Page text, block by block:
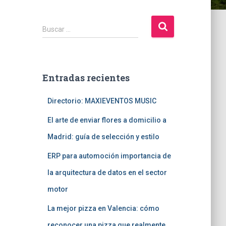
B
u
r
Buscar …
Entradas recientes
Directorio: MAXIEVENTOS MUSIC
El arte de enviar flores a domicilio a
Madrid: guía de selección y estilo
ERP para automoción importancia de
la arquitectura de datos en el sector
motor
La mejor pizza en Valencia: cómo